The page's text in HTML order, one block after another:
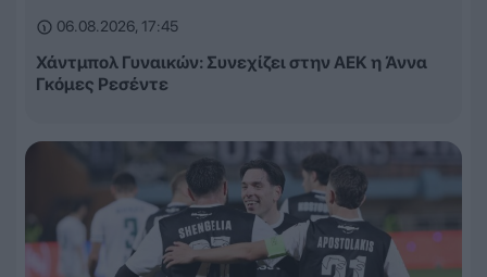
06.08.2026, 17:45
Χάντμπολ Γυναικών: Συνεχίζει στην ΑΕΚ η Άννα
Γκόμες Ρεσέντε